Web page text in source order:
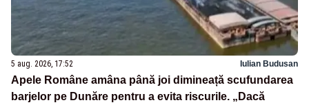
5 aug. 2026, 17:52 Iulian Budusan
Apele Române amâna până joi dimineață scufundarea
barjelor pe Dunăre pentru a evita riscurile. „Dacă